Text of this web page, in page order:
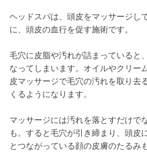
ヘッドスパは、頭皮をマッサージし
に、頭皮の血行を促す施術です。
毛穴に皮脂や汚れが詰まっていると
なってしまいます。オイルやクリー
皮マッサージで毛穴の汚れを取り去
くるようになります。
マッサージには汚れを落とすだけで
も。すると毛穴が引き締まり、頭皮
とつながっている顔の皮膚のたるみ